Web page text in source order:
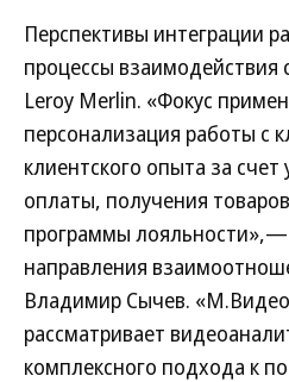
Перспективы интеграции
процессы взаимодействия
Leroy Merlin. «Фокус
персонализация работы с
клиентского опыта за
оплаты, получения
программы
направления
Владимир Сычев.
рассматривает
комплексного подхода к